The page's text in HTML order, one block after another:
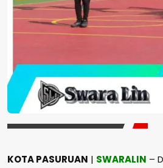
KOTA PASURUAN | SWARALIN –